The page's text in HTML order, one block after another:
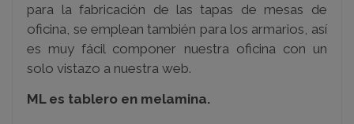
para la fabricación de las tapas de mesas de
oficina, se emplean también para los armarios, así
es muy fácil componer nuestra oficina con un
solo vistazo a nuestra web.
ML es tablero en melamina.